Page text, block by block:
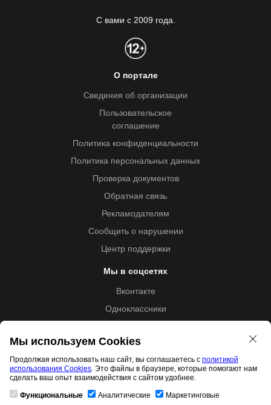
С вами с 2009 года.
О портале
Сведения об организации
Пользовательское
соглашение
Политика конфиденциальности
Политика персональных данных
Проверка документов
Обратная связь
Рекламодателям
Сообщить о нарушении
Центр поддержки
Мы в соцсетях
Вконтакте
Одноклассники
Образовательная лицензия №5257 от 09.09.2020 (Л035-
01253-67/00192487)
Мы используем Cookies
Продолжая использовать наш сайт, вы соглашаетесь с политикой
использования Cookies. Это файлы в браузере, которые помогают нам
сделать ваш опыт взаимодействия с сайтом удобнее.
Функциональные Аналитические Маркетинговые